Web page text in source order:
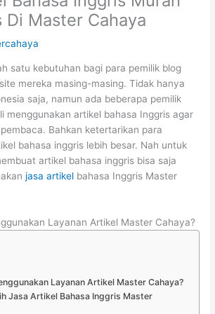
Di Master Cahaya
satu kebutuhan bagi para pemilik blog
mereka masing-masing. Tidak hanya
saja, namun ada beberapa pemilik
menggunakan artikel bahasa Inggris agar
Bahkan ketertarikan para
bahasa inggris lebih besar. Nah untuk
artikel bahasa inggris bisa saja
jasa artikel bahasa Inggris Master
Layanan Artikel Master Cahaya?
Layanan Artikel Master Cahaya?
Jasa Artikel Bahasa Inggris Master